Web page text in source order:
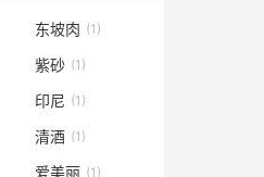
东坡肉 (1)
紫砂 (1)
印尼 (1)
清酒 (1)
爱美丽 (1)